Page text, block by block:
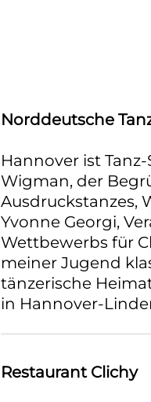
Norddeutsche
Hannover ist
Wigman, der
Ausdruckstanzes,
Yvonne Georgi,
Wettbewerbs für
meiner Jugend
tänzerische
in Hannover-
Restaurant Clichy